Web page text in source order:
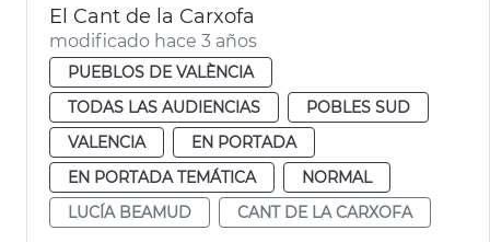
El Cant de la Carxofa
modificado hace 3 años
PUEBLOS DE VALÈNCIA
TODAS LAS AUDIENCIAS
POBLES SUD
VALENCIA
EN PORTADA
EN PORTADA TEMÁTICA
NORMAL
LUCÍA BEAMUD
CANT DE LA CARXOFA